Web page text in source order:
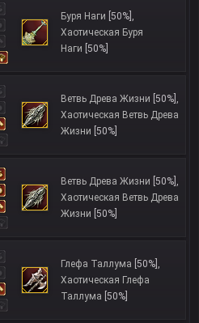
Буря Наги [50%] ,
Хаотическая Буря
Наги [50%]
Ветвь Древа Жизни [50%] ,
Хаотическая Ветвь Древа
Жизни [50%]
Ветвь Древа Жизни [50%] ,
Хаотическая Ветвь Древа
Жизни [50%]
Глефа Таллума [50%] ,
Хаотическая Глефа
Таллума [50%]